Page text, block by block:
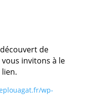
de
invitons à le
wp-